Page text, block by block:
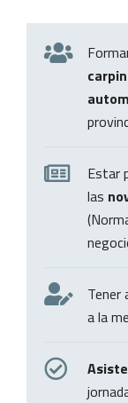
Estar
las
Tener
a la